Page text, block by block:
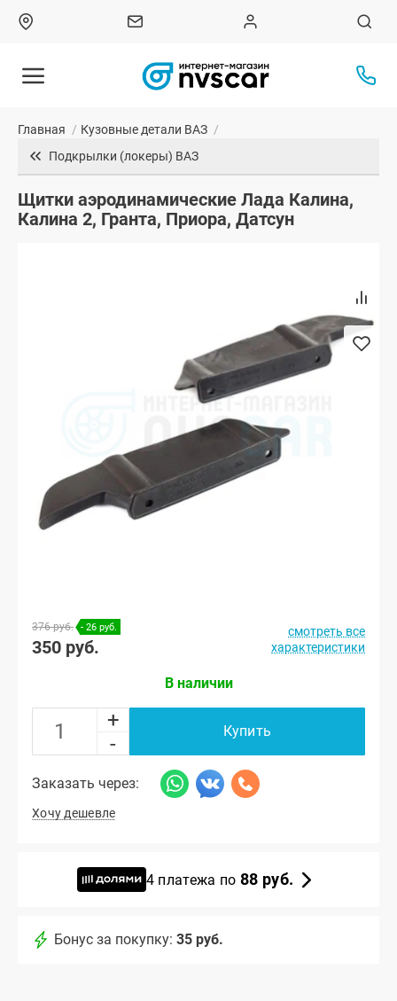
Главная / Кузовные детали ВАЗ /
Подкрылки (локеры) ВАЗ
Щитки аэродинамические Лада Калина,
Калина 2, Гранта, Приора, Датсун
376 руб. - 26 руб.
350 руб.
смотреть все
характеристики
В наличии
+
-
Купить
Заказать через:
Хочу дешевле
4 платежа по 88 руб.
Бонус за покупку: 35 руб.